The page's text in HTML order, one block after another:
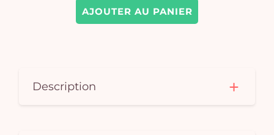
AJOUTER AU PANIER
Description